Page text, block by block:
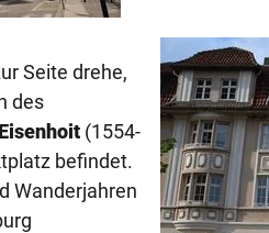
Seite drehe,
des
(1554-
befindet.
Wanderjahren